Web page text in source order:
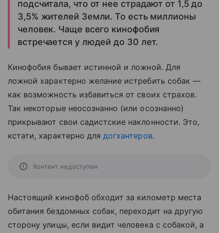
подсчитала, что от нее страдают от 1,5 до
3,5% жителей Земли. То есть миллионы
человек. Чаще всего кинофобия
встречается у людей до 30 лет.
Кинофобия бывает истинной и ложной. Для
ложной характерно желание истребить собак —
как возможность избавиться от своих страхов.
Так некоторые неосознанно (или осознанно)
прикрывают свои садистские наклонности. Это,
кстати, характерно длядогхантеров.
Контент недоступен
Настоящий кинофоб обходит за километр места
обитания бездомных собак, переходит на другую
сторону улицы, если видит человека с собакой, а